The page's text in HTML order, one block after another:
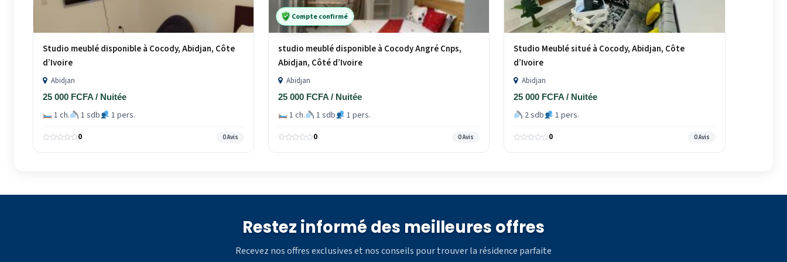
Studio meublé disponible à Cocody, Abidjan, Côte
d’Ivoire
Abidjan
25 000 FCFA / Nuitée
1 ch. 1 sdb 1 pers.
0 0 Avis
Compte confirmé
studio meublé disponible à Cocody Angré Cnps,
Abidjan, Côté d’Ivoire
Abidjan
25 000 FCFA / Nuitée
1 ch. 1 sdb 1 pers.
0 0 Avis
Studio Meublé situé à Cocody, Abidjan, Côte
d’Ivoire
Abidjan
25 000 FCFA / Nuitée
2 sdb 1 pers.
0 0 Avis
Restez informé des meilleures offres
Recevez nos offres exclusives et nos conseils pour trouver la résidence parfaite